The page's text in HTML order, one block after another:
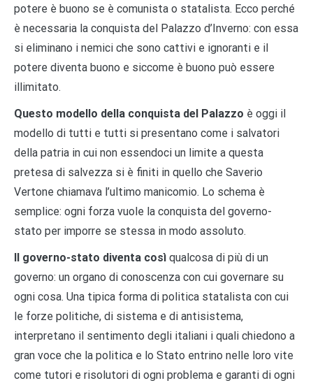
potere è buono se è comunista o statalista. Ecco perché
è necessaria la conquista del Palazzo d’Inverno: con essa
si eliminano i nemici che sono cattivi e ignoranti e il
potere diventa buono e siccome è buono può essere
illimitato.
Questo modello della conquista del Palazzo è oggi il
modello di tutti e tutti si presentano come i salvatori
della patria in cui non essendoci un limite a questa
pretesa di salvezza si è finiti in quello che Saverio
Vertone chiamava l’ultimo manicomio. Lo schema è
semplice: ogni forza vuole la conquista del governo-
stato per imporre se stessa in modo assoluto.
Il governo-stato diventa così qualcosa di più di un
governo: un organo di conoscenza con cui governare su
ogni cosa. Una tipica forma di politica statalista con cui
le forze politiche, di sistema e di antisistema,
interpretano il sentimento degli italiani i quali chiedono a
gran voce che la politica e lo Stato entrino nelle loro vite
come tutori e risolutori di ogni problema e garanti di ogni